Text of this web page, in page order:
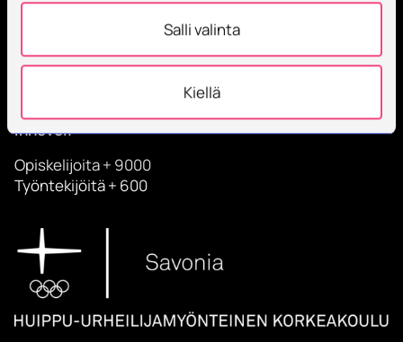
Salli valinta
Kiellä
Savonia on kansainvälinen työelämäläheinen
innovoi.
Opiskelijoita + 9000
Työntekijöitä + 600